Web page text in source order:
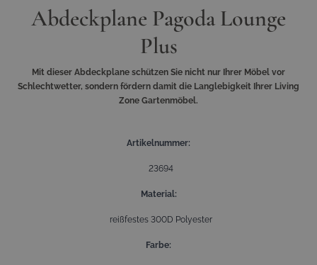
Abdeckplane Pagoda Lounge
Plus
Mit dieser Abdeckplane schützen Sie nicht nur Ihrer Möbel vor
Schlechtwetter, sondern fördern damit die Langlebigkeit Ihrer Living
Zone Gartenmöbel.
Artikelnummer
23694
Material
reißfestes 300D Polyester
Farbe